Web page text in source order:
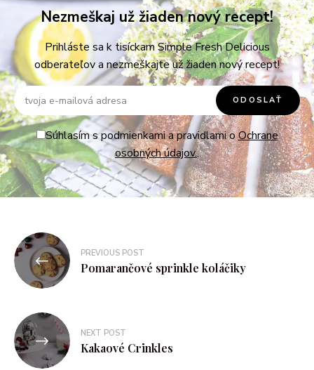
Nezmeškaj už žiaden nový recept!
Prihláste sa k tisíckam Simple Fresh Delicious
odberateľov a nezmeškajte už žiaden nový recept!
Súhlasím s podmienkami a pravidlami oOchrane
osobných údajov..
PREVIOUS POST
Pomarančové sprinkle koláčiky
NEXT POST
Kakaové Crinkles